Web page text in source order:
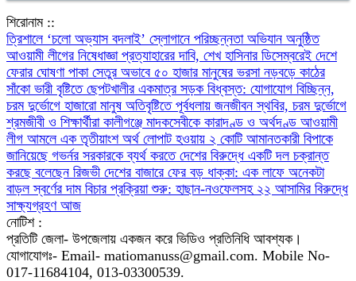
শিরোনাম ::
‎ত্রিশালে ‘চলো অভ্যাস বদলাই’ স্লোগানে পরিচ্ছন্নতা অভিযান অনুষ্ঠিত
আওয়ামী লীগের নিষেধাজ্ঞা প্রত্যাহারের দাবি, শেখ হাসিনার ডিসেম্বরেই দেশে
ফেরার ঘোষণা পাকা সেতুর অভাবে ৫০ হাজার মানুষের ভরসা নড়বড়ে কাঠের
সাঁকো ভারী বৃষ্টিতে ছেপটখালীর একমাত্র সড়ক বিধ্বস্ত: যোগাযোগ বিচ্ছিন্ন,
চরম দুর্ভোগে হাজারো মানুষ অতিবৃষ্টিতে পূর্বধলায় জনজীবন স্থবির, চরম দুর্ভোগে
শ্রমজীবী ও শিক্ষার্থীরা কালীগঞ্জে মাদকসেবীকে কারাদণ্ড ও অর্থদণ্ড আওয়ামী
লীগ আমলে এক তৃতীয়াংশ অর্থ লোপাট হওয়ায় ২ কোটি আমানতকারী বিপাকে
জানিয়েছে গভর্নর সরকারকে ব্যর্থ করতে দেশের বিরুদ্ধে একটি দল চক্রান্ত
করছে বলেছেন রিজভী দেশের বাজারে ফের বড় ধাক্কা: এক লাফে অনেকটা
বাড়ল স্বর্ণের দাম বিচার প্রক্রিয়া শুরু: হাছান-নওফেলসহ ২২ আসামির বিরুদ্ধে
সাক্ষ্যগ্রহণ আজ
নোটিশ :
প্রতিটি জেলা- উপজেলায় একজন করে ভিডিও প্রতিনিধি আবশ্যক।
যোগাযোগঃ- Email- matiomanuss@gmail.com. Mobile No-
017-11684104, 013-03300539.